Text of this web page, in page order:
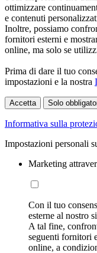
ottimizzare
e contenuti
Inoltre, possiamo
fornitori esterni e
online, ma solo se
Prima di dare il tuo
impostazioni e la nostra
Accetta Solo
Informativa sulla
Impostazioni personali
Marketing
Con il tuo
esterne al nostro
A tal fine,
seguenti fornitori
online, a